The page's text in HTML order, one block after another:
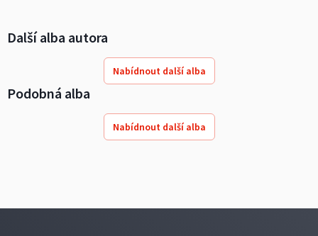
Další alba autora
Nabídnout další alba
Podobná alba
Nabídnout další alba